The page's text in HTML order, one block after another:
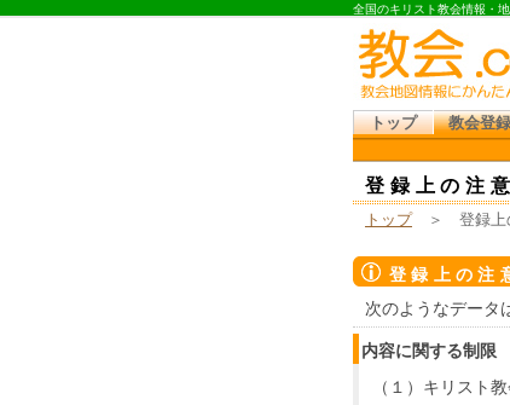
全国のキリスト教会情報・
トップ 教会登
登録上の注
トップ ＞ 登録上
登録上の注
次のようなデータ
内容に関する制限
（１）キリスト